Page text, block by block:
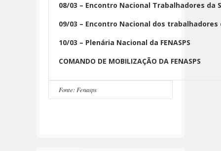
08/03 – Encontro Nacional Trabalhadores da
09/03 – Encontro Nacional dos trabalhadores
10/03 – Plenária Nacional da FENASPS
COMANDO DE MOBILIZAÇÃO DA FENASPS
Fonte: Fenasps